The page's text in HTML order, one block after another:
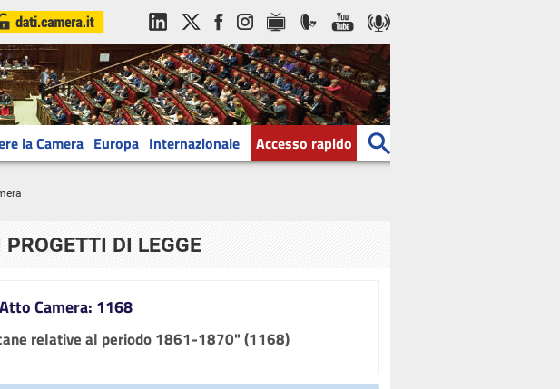
la Camera Europa Internazionale Accesso rapido
DI LEGGE
Atto Camera: 1168
relative al periodo 1861-1870" (1168)